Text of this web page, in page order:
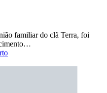
familiar do clã Terra, foi